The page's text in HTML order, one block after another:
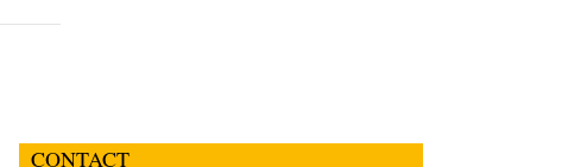
CONTACT